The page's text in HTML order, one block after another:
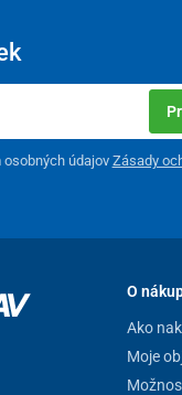
údajov Zásady
O
Ako
Moje